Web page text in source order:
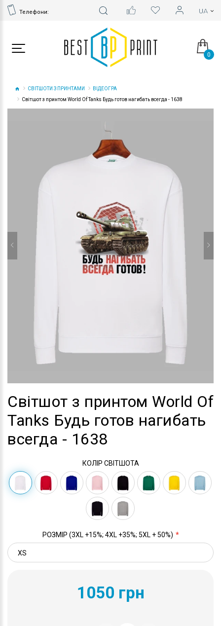
Телефони:
0
СВІТШОТИ З ПРИНТАМИ
ВІДЕОГРА
Світшот з принтом World Of Tanks Будь готов нагибать всегда - 1638
Світшот з принтом World Of
Tanks Будь готов нагибать
всегда - 1638
КОЛІР СВІТШОТА
РОЗМІР (3XL +15%; 4XL +35%; 5XL + 50%)
1050 грн